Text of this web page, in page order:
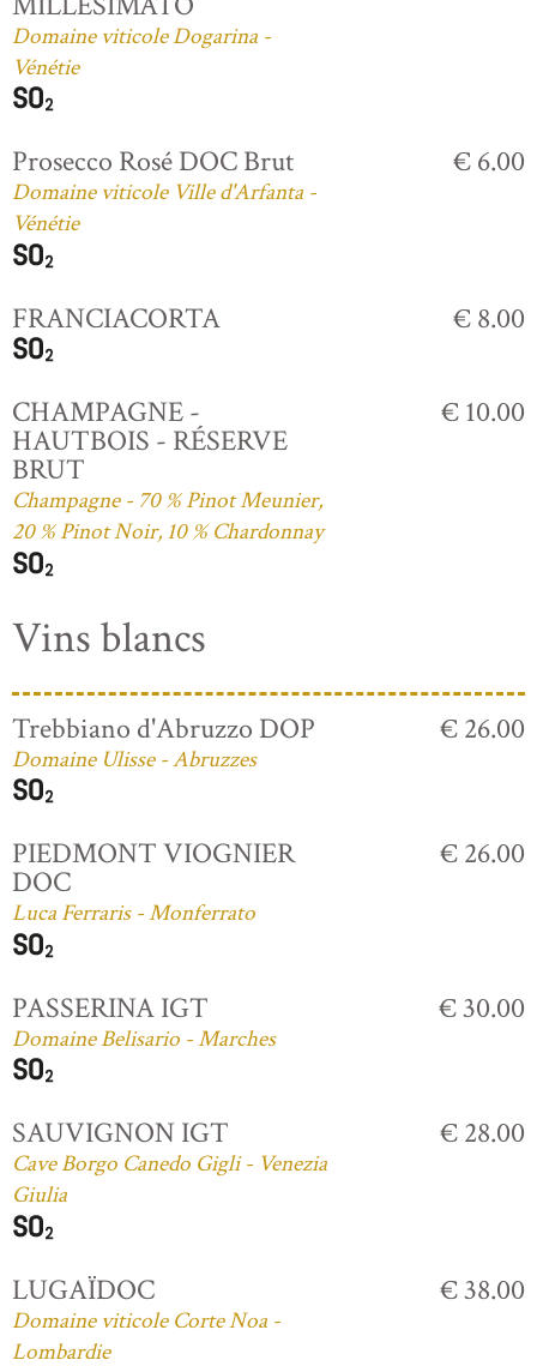
Domaine viticole Dogarina -
Vénétie
Prosecco Rosé DOC Brut
Domaine viticole Ville d'Arfanta -
Vénétie
€ 6.00
FRANCIACORTA € 8.00
CHAMPAGNE -
HAUTBOIS - RÉSERVE
BRUT
Champagne - 70 % Pinot Meunier,
20 % Pinot Noir, 10 % Chardonnay
€ 10.00
Vins blancs
Trebbiano d'Abruzzo DOP
Domaine Ulisse - Abruzzes
€ 26.00
PIEDMONT VIOGNIER
DOC
Luca Ferraris - Monferrato
€ 26.00
PASSERINA IGT
Domaine Belisario - Marches
€ 30.00
SAUVIGNON IGT
Cave Borgo Canedo Gigli - Venezia
Giulia
€ 28.00
LUGAÏDOC
Domaine viticole Corte Noa -
Lombardie
€ 38.00